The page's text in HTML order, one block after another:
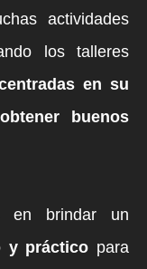
actividades
los talleres
en su
buenos
en brindar un
y práctico para